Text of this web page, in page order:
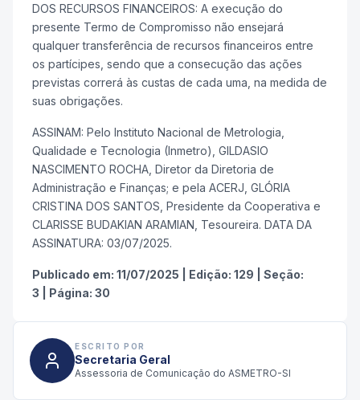
DOS RECURSOS FINANCEIROS: A execução do
presente Termo de Compromisso não ensejará
qualquer transferência de recursos financeiros entre
os partícipes, sendo que a consecução das ações
previstas correrá às custas de cada uma, na medida de
suas obrigações.
ASSINAM: Pelo Instituto Nacional de Metrologia,
Qualidade e Tecnologia (Inmetro), GILDASIO
NASCIMENTO ROCHA, Diretor da Diretoria de
Administração e Finanças; e pela ACERJ, GLÓRIA
CRISTINA DOS SANTOS, Presidente da Cooperativa e
CLARISSE BUDAKIAN ARAMIAN, Tesoureira. DATA DA
ASSINATURA: 03/07/2025.
Publicado em: 11/07/2025 Edição: 129
Seção:
3
Página: 30
ESCRITO POR
Secretaria Geral
Assessoria de Comunicação do ASMETRO-SI